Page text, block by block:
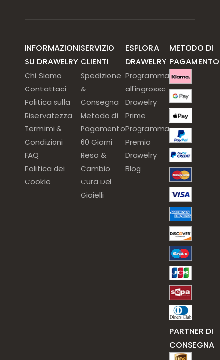
INFORMAZIONI
SU DRAWELRY
Chi Siamo
Contattaci
Politica sulla
Riservatezza
Termimi &
Condizioni
FAQ
Politica dei
Cookie
SERVIZIO
CLIENTI
Spedizione
&
Consegna
Metodo di
Pagamento
60 Giorni
Reso &
Cambio
Cura Dei
Gioielli
ESPLORA
DRAWELRY
Programma
all'ingrosso
Drawelry
Prime
Programma
Premio
Drawelry
Blog
METODO DI
PAGAMENTO
PARTNER DI
CONSEGNA